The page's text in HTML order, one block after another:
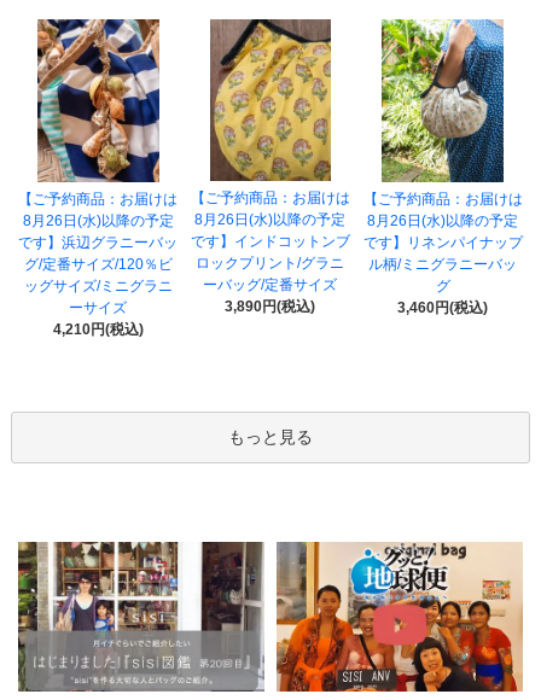
【ご予約商品：お届けは
8月26日(水)以降の予定
です】浜辺グラニーバッ
グ/定番サイズ/120％ビ
ッグサイズ/ミニグラニ
ーサイズ
4,210円(税込)
【ご予約商品：お届けは
8月26日(水)以降の予定
です】インドコットンブ
ロックプリント/グラニ
ーバッグ/定番サイズ
3,890円(税込)
【ご予約商品：お届けは
8月26日(水)以降の予定
です】リネンパイナップ
ル柄/ミニグラニーバッ
グ
3,460円(税込)
もっと見る